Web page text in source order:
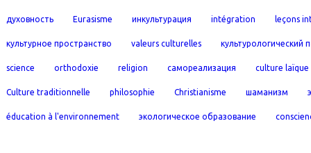
духовность Eurasisme инкультурация intégration leçons
культурное пространство valeurs culturelles культурологический
science orthodoxie religion самореализация culture laïque
Culture traditionnelle philosophie Christianisme шаманизм
éducation à l'environnement экологическое образование